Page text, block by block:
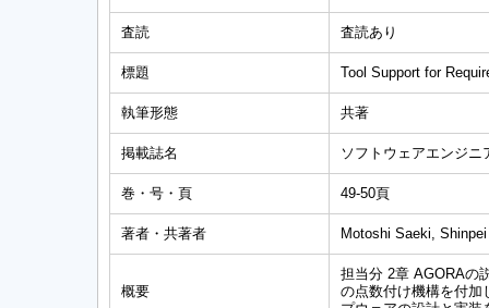
査読 査読あり
標題 Tool Support for
執筆形態 共著
掲載誌名 ソフトウェアエンジ
巻・号・頁 49-50頁
著者・共著者 Motoshi Saeki,
概要
担当分 2章 AGORAの
の点数付け機構を付加